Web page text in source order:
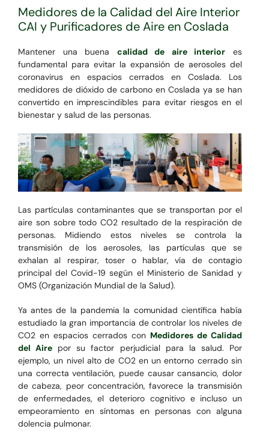
Medidores de la Calidad del Aire Interior
CAI y Purificadores de Aire en Coslada
Mantener una buena calidad de aire interior es
fundamental para evitar la expansión de aerosoles del
coronavirus en espacios cerrados en Coslada. Los
medidores de dióxido de carbono en Coslada ya se han
convertido en imprescindibles para evitar riesgos en el
bienestar y salud de las personas.
Las partículas contaminantes que se transportan por el
aire son sobre todo CO2 resultado de la respiración de
personas. Midiendo estos niveles se controla la
transmisión de los aerosoles, las partículas que se
exhalan al respirar, toser o hablar, vía de contagio
principal del Covid-19 según el Ministerio de Sanidad y
OMS (Organización Mundial de la Salud).
Ya antes de la pandemia la comunidad científica había
estudiado la gran importancia de controlar los niveles de
CO2 en espacios cerrados con Medidores de Calidad
del Aire por su factor perjudicial para la salud. Por
ejemplo, un nivel alto de CO2 en un entorno cerrado sin
una correcta ventilación, puede causar cansancio, dolor
de cabeza, peor concentración, favorece la transmisión
de enfermedades, el deterioro cognitivo e incluso un
empeoramiento en síntomas en personas con alguna
dolencia pulmonar.